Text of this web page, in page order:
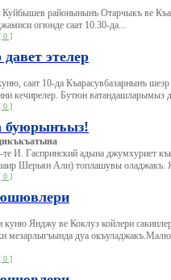
Куйбышев районынынъ Отарчыкъ ве
огюнде саат 10.30-да...
0 ]
этелер
саат 10-да Къарасувбазарнынъ
кечирелер. Бутюн ватандашларымыз
0 ]
буюрынъыз!
те И. Гаспринский адына джумхуриет
Шерьян Али) топлашувы оладжакъ.
0 ]
куню Янджу ве Коклуз койлери
мезарлыгъында дуа
0 ]